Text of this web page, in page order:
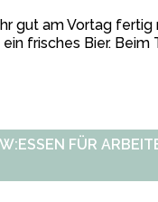
gut am Vortag
frisches Bier.
FÜR